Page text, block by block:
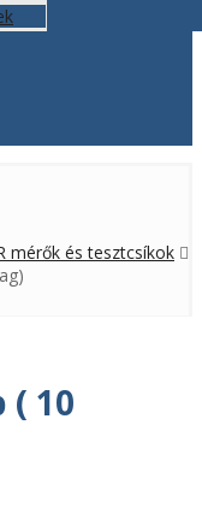
mérők és tesztcsíkok
( 10